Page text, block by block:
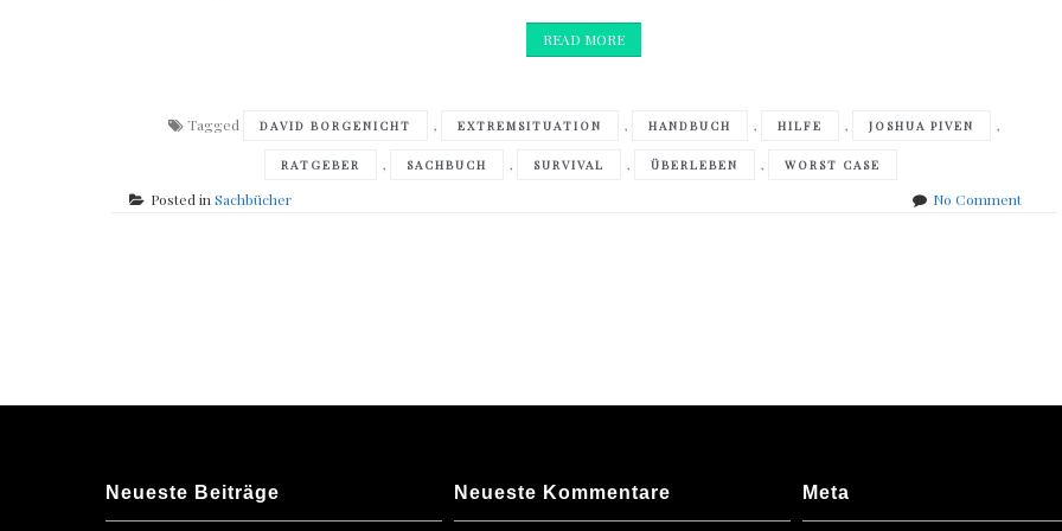
READ MORE
Tagged DAVID BORGENICHT , EXTREMSITUATION , HANDBUCH , HILFE , JOSHUA PIVEN ,
RATGEBER , SACHBUCH , SURVIVAL , ÜBERLEBEN , WORST CASE
Posted inSachbücher No Commenton
Neueste Beiträge Neueste Kommentare Meta